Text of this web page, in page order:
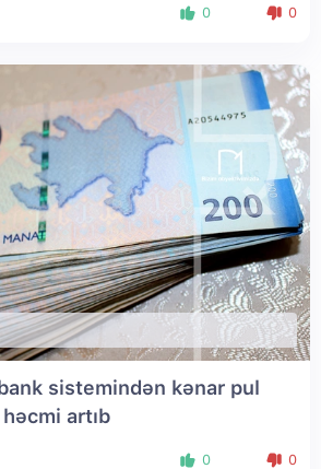
0 0
sistemindən kənar pul
artıb
0 0